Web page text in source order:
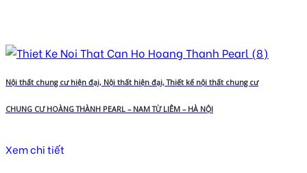
Nội thất chung cư hiện đại, Nội thất hiện đại, Thiết kế nội thất chung cư
CHUNG CƯ HOÀNG THÀNH PEARL – NAM TỪ LIÊM – HÀ NỘI
Xem chi tiết